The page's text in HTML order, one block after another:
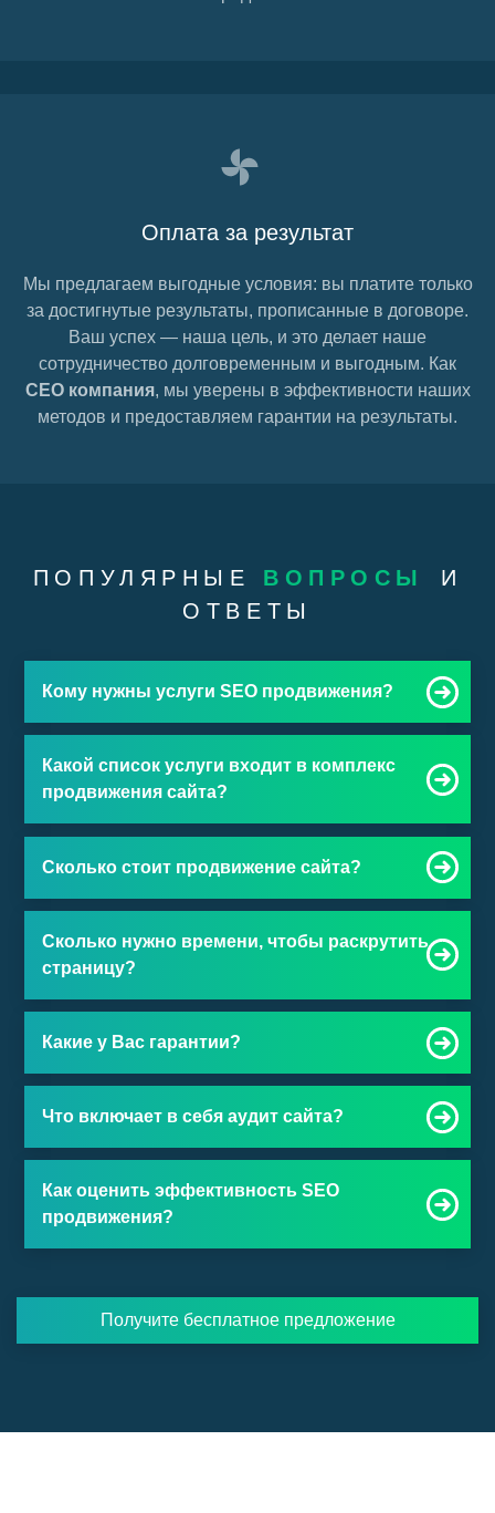
Оплата за результат
Мы предлагаем выгодные условия: вы платите только
за достигнутые результаты, прописанные в договоре.
Ваш успех — наша цель, и это делает наше
сотрудничество долговременным и выгодным. Как
СЕО компания, мы уверены в эффективности наших
методов и предоставляем гарантии на результаты.
ПОПУЛЯРНЫЕ ВОПРОСЫ
И
ОТВЕТЫ
Кому нужны услуги SEO продвижения?
Какой список услуги входит в комплекс
продвижения сайта?
Сколько стоит продвижение сайта?
Сколько нужно времени, чтобы раскрутить
страницу?
Какие у Вас гарантии?
Что включает в себя аудит сайта?
Как оценить эффективность SEO
продвижения?
Получите бесплатное предложение